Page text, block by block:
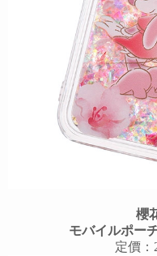
櫻
モバイルポー
定價：